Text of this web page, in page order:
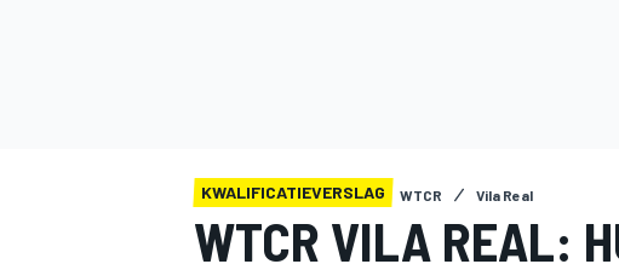
KWALIFICATIEVERSLAG WTCR Vila Real
WTCR VILA REAL: